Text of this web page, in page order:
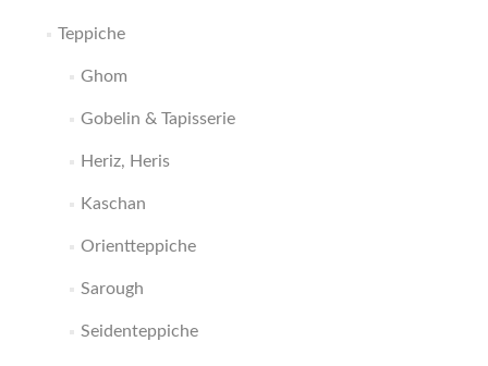
Teppiche
Ghom
Gobelin & Tapisserie
Heriz, Heris
Kaschan
Orientteppiche
Sarough
Seidenteppiche